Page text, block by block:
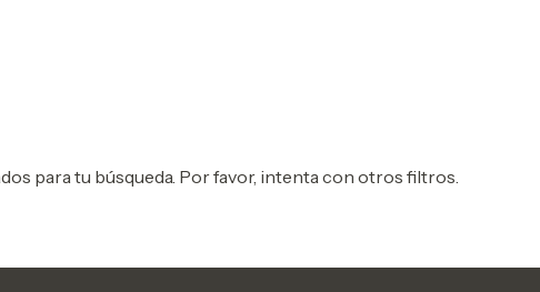
para tu búsqueda. Por favor, intenta con otros filtros.